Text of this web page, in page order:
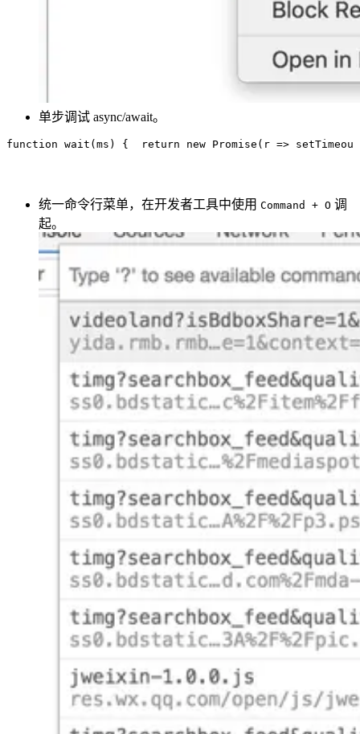
单步调试 async/await。
function wait ( ms ) {
  return
new Promise ( r => setTimeout
统一命令行菜单，在开发者工具中使用 Command + O 调
起。